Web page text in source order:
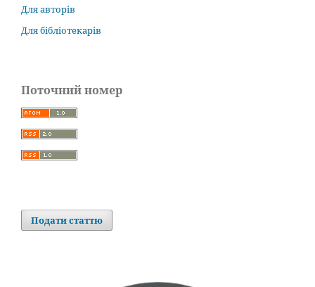
Для авторів
Для бібліотекарів
Поточний номер
Подати статтю